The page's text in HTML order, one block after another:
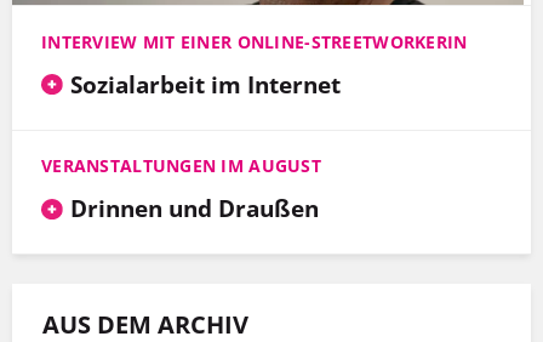
INTERVIEW MIT EINER ONLINE-STREETWORKERIN
Sozialarbeit im Internet
VERANSTALTUNGEN IM AUGUST
Drinnen und Draußen
AUS DEM ARCHIV